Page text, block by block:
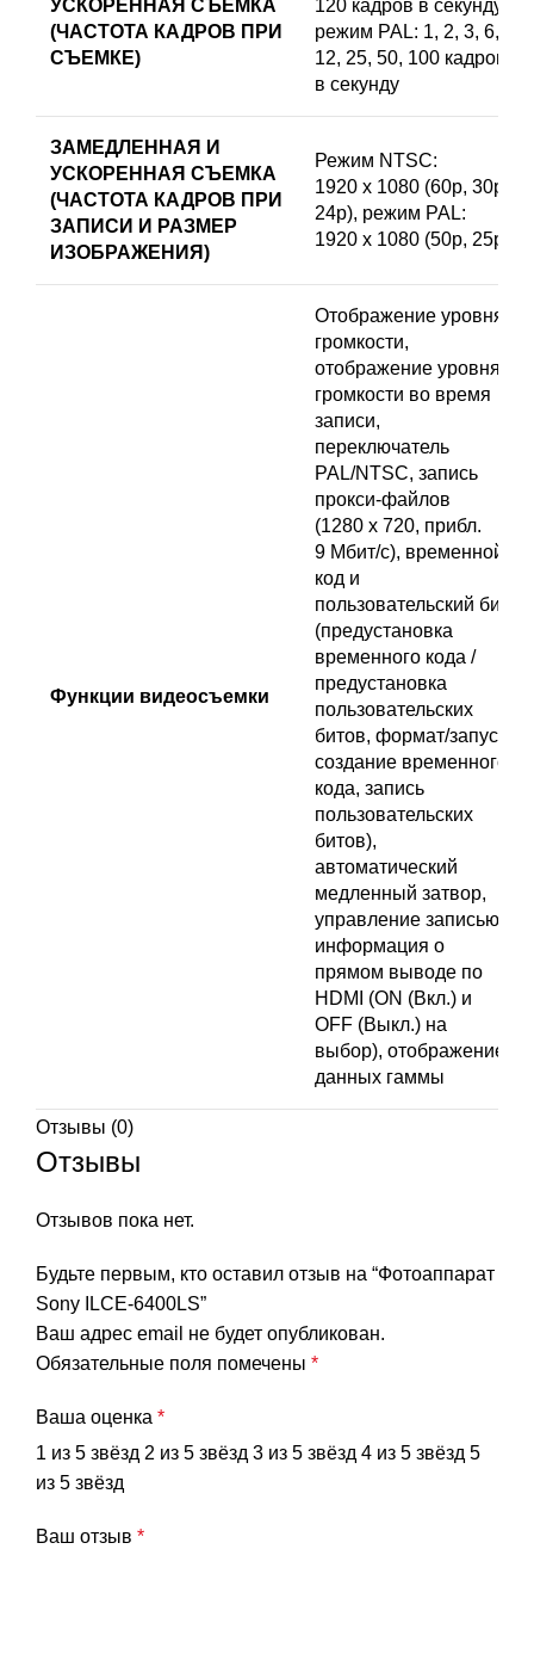
УСКОРЕННАЯ СЪЕМКА
(ЧАСТОТА КАДРОВ ПРИ
СЪЕМКЕ)
120 кадров в секунду;
режим PAL: 1, 2, 3, 6,
12, 25, 50, 100 кадров
в секунду
ЗАМЕДЛЕННАЯ И
УСКОРЕННАЯ СЪЕМКА
(ЧАСТОТА КАДРОВ ПРИ
ЗАПИСИ И РАЗМЕР
ИЗОБРАЖЕНИЯ)
Режим NTSC:
1920 x 1080 (60p, 30p,
24p), режим PAL:
1920 x 1080 (50p, 25p)
Функции видеосъемки
Отображение уровня
громкости,
отображение уровня
громкости во время
записи,
переключатель
PAL/NTSC, запись
прокси-файлов
(1280 x 720, прибл.
9 Мбит/с), временной
код и
пользовательский бит
(предустановка
временного кода /
предустановка
пользовательских
битов, формат/запуск/
создание временного
кода, запись
пользовательских
битов),
автоматический
медленный затвор,
управление записью,
информация о
прямом выводе по
HDMI (ON (Вкл.) и
OFF (Выкл.) на
выбор), отображение
данных гаммы
1920 x 1080 (50p),
СЖАТИЕ ВИДЕО
Отзывы (0)
Отзывы
Отзывов пока нет.
Будьте первым, кто оставил отзыв на “Фотоаппарат
Sony ILCE-6400LS”
Ваш адрес email не будет опубликован.
Обязательные поля помечены *
Ваша оценка *
1 из 5 звёзд 2 из 5 звёзд 3 из 5 звёзд 4 из 5 звёзд 5
из 5 звёзд
Ваш отзыв *